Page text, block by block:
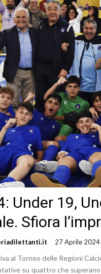
Under 19,
Sfiora
27 Aprile 2024
al Torneo delle Regioni
su quattro che